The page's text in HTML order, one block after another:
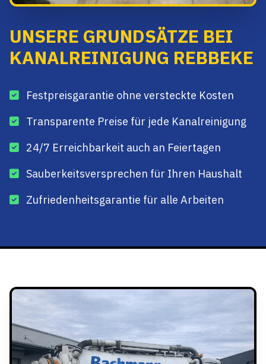
UNSERE GRUNDSÄTZE BEI
KANALREINIGUNG REBBEKE
Festpreisgarantie ohne versteckte Kosten
Transparente Preise für jede Kanalreinigung
24/7 Erreichbarkeit auch an Feiertagen
Sauberkeitsversprechen für Ihren Haushalt
Zufriedenheitsgarantie für alle Arbeiten